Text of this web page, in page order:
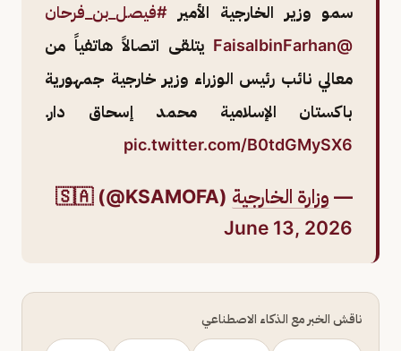
سمو وزير الخارجية الأمير #فيصل_بن_فرحان
@FaisalbinFarhan
يتلقى اتصالاً هاتفياً من
معالي نائب رئيس الوزراء وزير خارجية جمهورية
باكستان الإسلامية محمد إسحاق دار.
pic.twitter.com/B0tdGMySX6
— وزارة الخارجية
June 13, 2026
ناقش الخبر مع الذكاء الاصطناعي